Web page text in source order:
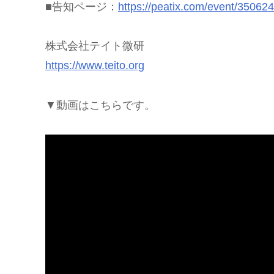
■告知ページ： https://peatix.com/event/
株式会社テイト微研
https://www.teito.org
▼動画はこちらです。